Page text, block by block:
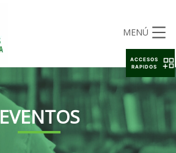
MENÚ
EVENTOS
ACCESOS
RAPIDOS